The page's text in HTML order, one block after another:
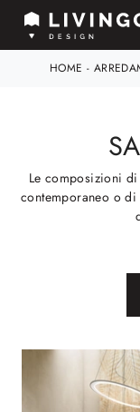
HOME -
Le composizioni
contemporaneo o